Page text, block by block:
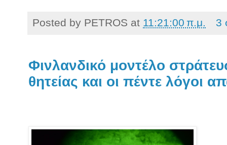
Posted by PETROS at 11:21:00 π.μ. 3
Φινλανδικό μοντέλο
θητείας και οι πέντε λόγοι